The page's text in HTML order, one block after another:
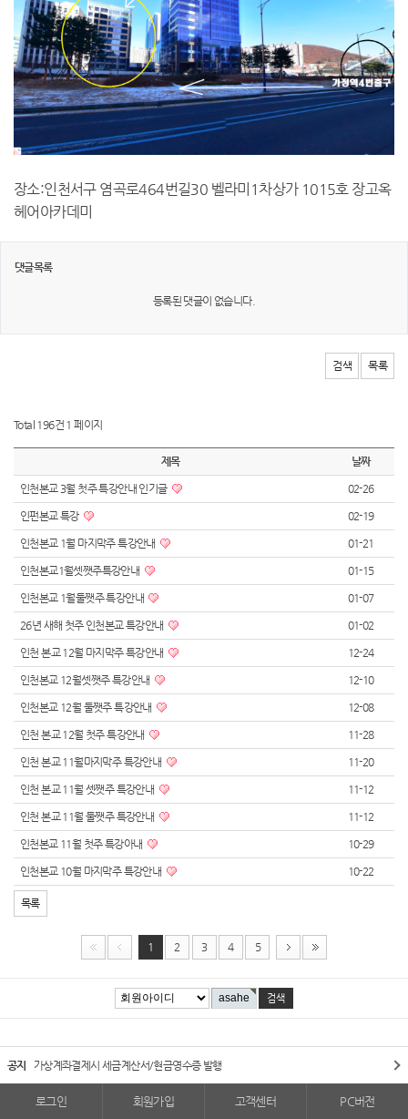
장소:인천서구 염곡로464번길30 벨라미1차상가 1015호 장고옥
헤어아카데미
댓글목록
등록된 댓글이 없습니다.
검색 목록
Total 196건 1 페이지
제목 날짜
인천본교 3월 첫주 특강안내 인기글 02-26
인펀본교 특강 02-19
인천본교 1월 마지막주 특강안내 01-21
인천본교1월셋쨋주특강안내 01-15
인천본교 1월둘쨋주 특강안내 01-07
26년 새해 첫주 인천본교 특강안내 01-02
인천 본교 12월 마지막주 특강안내 12-24
인천본교 12월셋쨋주 특강안내 12-10
인천본교 12월 둘쨋주 특강안내 12-08
인천 본교 12월 첫주 특강안내 11-28
인천 본교 11월마지막주 특강안내 11-20
인천 본교 11월 셋쨋주 특강안내 11-12
인천 본교 11월 둘쨋주 특강안내 11-12
인천본교 11월 첫주 특강아내 10-29
인천본교 10월 마지막주 특강안내 10-22
목록
1 2 3 4 5
공지 가상계좌결제시 세금계산서/현금영수증 발행
로그인 회원가입 고객센터 PC버전